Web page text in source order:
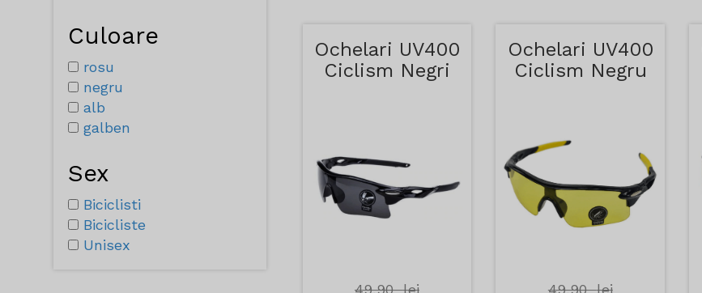
Culoare
rosu
negru
alb
galben
Sex
Biciclisti
Bicicliste
Unisex
Ochelari UV400
Ciclism Negri
49,90lei
Ochelari UV400
Ciclism Negru
49,90lei